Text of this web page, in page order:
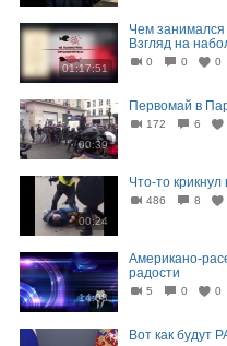
01:17:51
Чем
Взгляд на
0 0 0
00:39
Первомай в
172 6
00:24
Что-то крикнул
486 8
14:08
Американо-
радости
5 0 0
Вот как